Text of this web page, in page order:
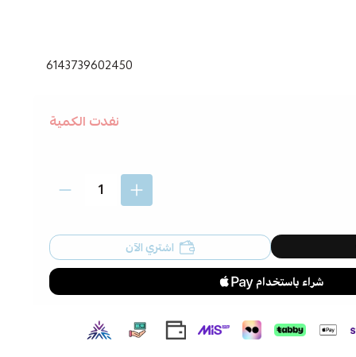
6143739602450
نفدت الكمية
اشتري الآن